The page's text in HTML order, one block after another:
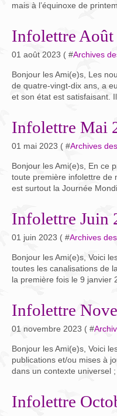
mais à l’équinoxe de
Infolettre Août
01 août 2023 ( #Archives
Bonjour les Ami(e)s, Les
de quatre-vingt-dix ans, a
et son état est satisfaisant.
Infolettre Mai
01 mai 2023 ( #Archives
Bonjour les Ami(e)s, En ce
toute première infolettre de
est surtout la Journée
Infolettre Juin
01 juin 2023 ( #Archives
Bonjour les Ami(e)s, Voici
toutes les canalisations de
la première fois le 9 janvier
Infolettre
01 novembre 2023 ( #
Bonjour les Ami(e)s, Voici
publications et/ou mises à
dans un contexte universel
Infolettre